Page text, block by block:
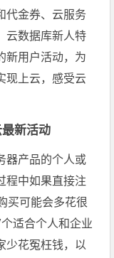
代金券、云服务
云数据库新人特
新用户活动，为
现上云，感受云
新活动
器产品的个人或
程中如果直接注
买可能会多花很
适合个人和企业
少花冤枉钱，以